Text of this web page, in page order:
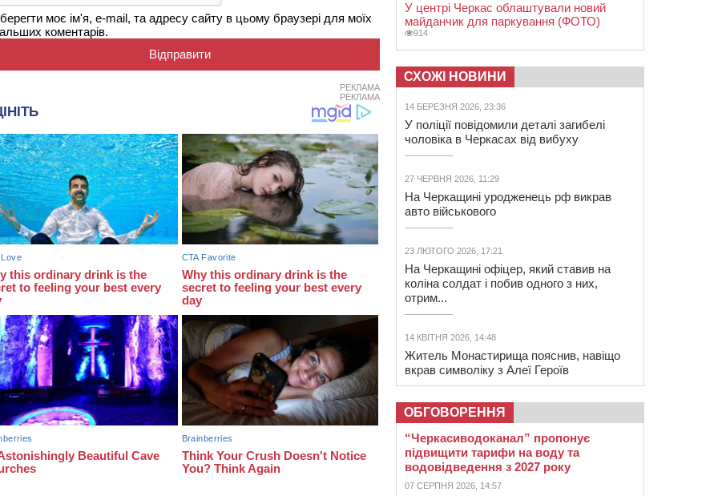
моє ім'я, e-mail, та адресу сайту в цьому браузері для моїх
коментарів.
РЕКЛАМА
РЕКЛАМА
У центрі Черкас облаштували новий
майданчик для паркування (ФОТО)
914
СХОЖІ НОВИНИ
14 БЕРЕЗНЯ 2026, 23:36
У поліції повідомили деталі загибелі
чоловіка в Черкасах від вибуху
27 ЧЕРВНЯ 2026, 11:29
На Черкащині уродженець рф викрав
авто військового
23 ЛЮТОГО 2026, 17:21
На Черкащині офіцер, який ставив на
коліна солдат і побив одного з них,
отрим...
14 КВІТНЯ 2026, 14:48
Житель Монастирища пояснив, навіщо
вкрав символіку з Алеї Героїв
ОБГОВОРЕННЯ
“Черкасиводоканал” пропонує
підвищити тарифи на воду та
водовідведення з 2027 року
07 СЕРПНЯ 2026, 14:57